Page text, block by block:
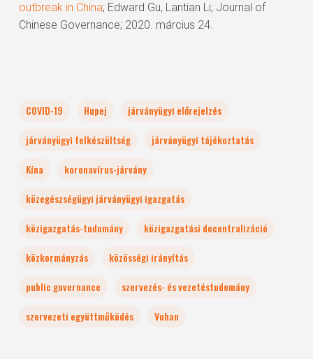
outbreak in China; Edward Gu, Lantian Li; Journal of
Chinese Governance; 2020. március 24.
COVID-19 Hupej
járványügyi előrejelzés
járványügyi felkészültség
járványügyi tájékoztatás
Kína
koronavírus-járvány
közegészségügyi járványügyi igazgatás
közigazgatás-tudomány
közigazgatási decentralizáció
közkormányzás
közösségi irányítás
public governance
szervezés- és vezetéstudomány
szervezeti együttműködés
Vuhan